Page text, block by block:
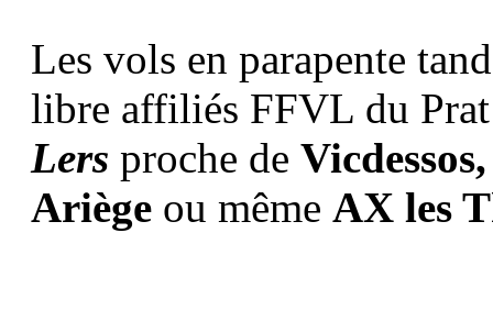
Les vols en parapente
libre affiliés FFVL du
Lers proche de
Ariège ou même AX les